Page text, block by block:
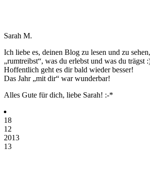
Sarah M.
Ich liebe es, deinen Blog zu lesen und zu
„rumtreibst“, was du erlebst und was du trägst
Hoffentlich geht es dir bald wieder besser!
Das Jahr „mit dir“ war wunderbar!
Alles Gute für dich, liebe Sarah! :-*
18
12
2013
13